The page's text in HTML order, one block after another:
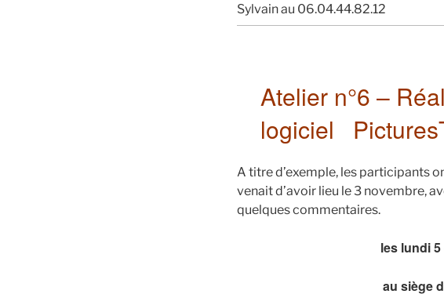
Sylvain au 06.04.44.82.12
Atelier n°6 –
logiciel
A titre d’exemple, les participants
venait d’avoir lieu le 3 novembre,
quelques commentaires.
les lundi 5
au siège